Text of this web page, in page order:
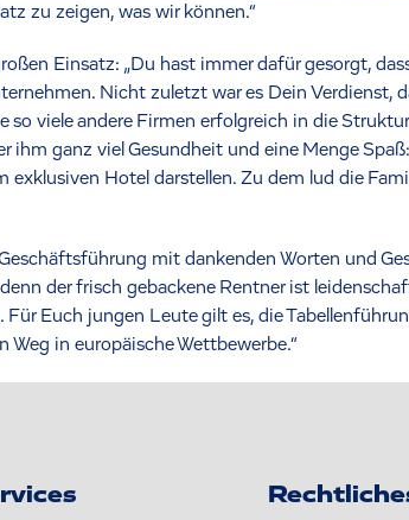
zu zeigen, was wir können.“
Einsatz: „Du hast immer dafür gesorgt,
Nicht zuletzt war es Dein Verdienst,
viele andere Firmen erfolgreich in die
ganz viel Gesundheit und eine Menge
Hotel darstellen. Zu dem lud die
mit dankenden Worten und
der frisch gebackene Rentner ist
Euch jungen Leute gilt es, die
in europäische Wettbewerbe.“